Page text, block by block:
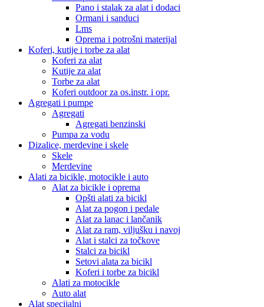
Pano i stalak za alat i dodaci
Ormani i sanduci
Lms
Oprema i potrošni materijal
Koferi, kutije i torbe za alat
Koferi za alat
Kutije za alat
Torbe za alat
Koferi outdoor za os.instr. i opr.
Agregati i pumpe
Agregati
Agregati benzinski
Pumpa za vodu
Dizalice, merdevine i skele
Skele
Merdevine
Alati za bicikle, motocikle i auto
Alat za bicikle i oprema
Opšti alati za bicikl
Alat za pogon i pedale
Alat za lanac i lančanik
Alat za ram, viljušku i navoj
Alat i stalci za točkove
Stalci za bicikl
Setovi alata za bicikl
Koferi i torbe za bicikl
Alati za motocikle
Auto alat
Alat specijalni